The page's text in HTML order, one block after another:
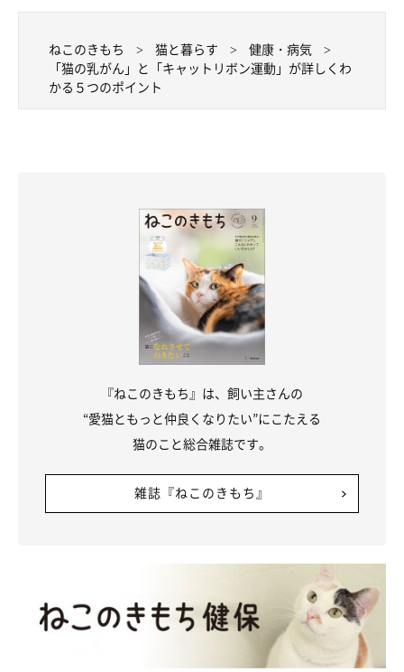
猫の「乳がん」は飼い主が見つける！「乳が
猫の「乳がん」は進行度合いが進むほど命の危険が高く、
ある「2センチ以下」の段階で発見できるかどうかが、生存期間
そこで「キャットリボン運動」では、 家族が猫と遊びながらお腹
のマッサージをして、乳腺にしこり（腫瘍）ができていないかを
ねこのきもち 猫と暮らす
健康・病気
「猫の乳がん」と「キャットリボン運動」が詳しくわ
かる５つのポイント
『ねこのきもち』は、飼い主さんの
“愛猫ともっと仲良くなりたい”にこたえる
猫のこと総合雑誌です。
雑誌『ねこのきもち』